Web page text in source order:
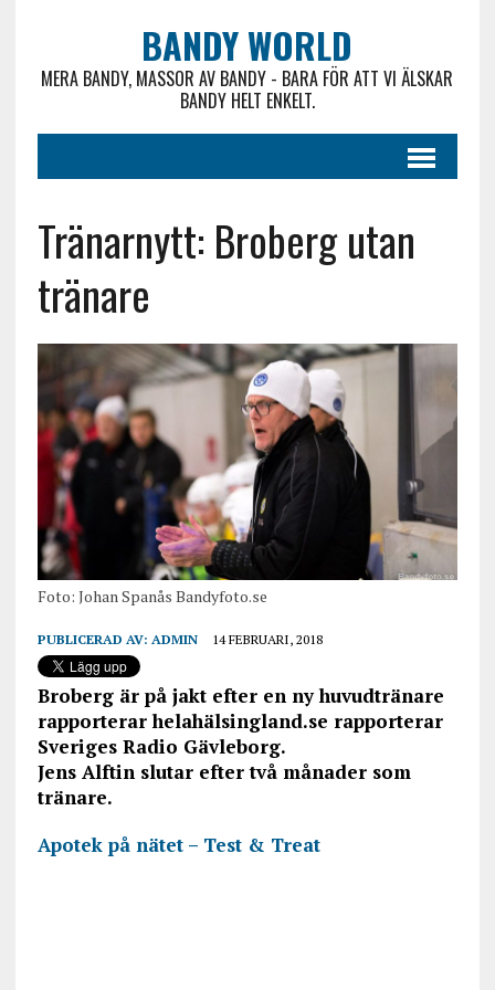
BANDY WORLD
MERA BANDY, MASSOR AV BANDY - BARA FÖR ATT VI ÄLSKAR
BANDY HELT ENKELT.
Tränarnytt: Broberg utan
tränare
Foto: Johan Spanås Bandyfoto.se
PUBLICERAD AV: ADMIN 14 FEBRUARI, 2018
Broberg är på jakt efter en ny huvudtränare
rapporterar helahälsingland.se rapporterar
Sveriges Radio Gävleborg.
Jens Alftin slutar efter två månader som
tränare.
Apotek på nätet – Test & Treat